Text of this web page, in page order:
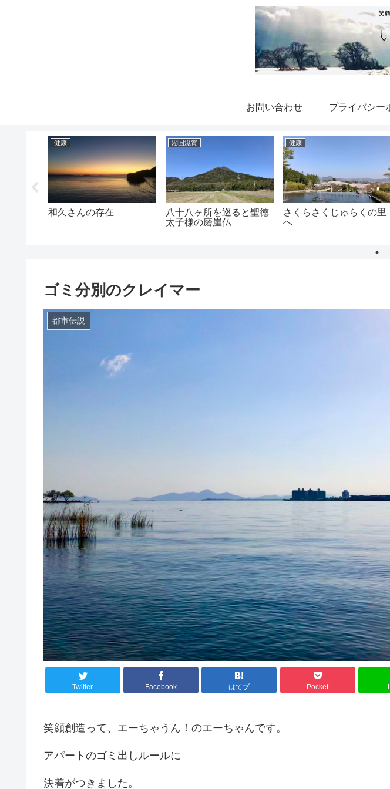
お問い合わせ プライバシー
健康
和久さんの存在
湖国滋賀
八十八ヶ所を巡ると聖徳
太子様の磨崖仏
健康
さくらさくじゅらくの里
へ
ゴミ分別のクレイマー
都市伝説
Twitter Facebook はてブ Pocket
笑顔創造って、エーちゃうん！のエーちゃんです。
アパートのゴミ出しルールに
決着がつきました。